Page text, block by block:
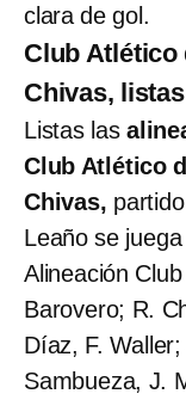
clara de gol.
Club Atlético
Chivas,
Listas las
Club Atlético
Chivas,
Leaño se
Alineación
Barovero; R.
Díaz, F.
Sambueza, J.